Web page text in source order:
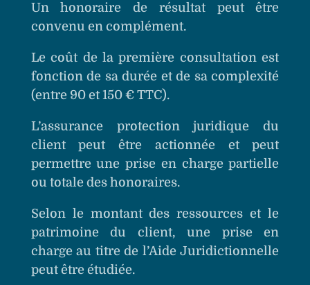
Un honoraire de résultat peut être
convenu en complément.
Le coût de la première consultation est
fonction de sa durée et de sa complexité
(entre 90 et 150 € TTC).
L’assurance protection juridique du
client peut être actionnée et peut
permettre une prise en charge partielle
ou totale des honoraires.
Selon le montant des ressources et le
patrimoine du client, une prise en
charge au titre de l’Aide Juridictionnelle
peut être étudiée.